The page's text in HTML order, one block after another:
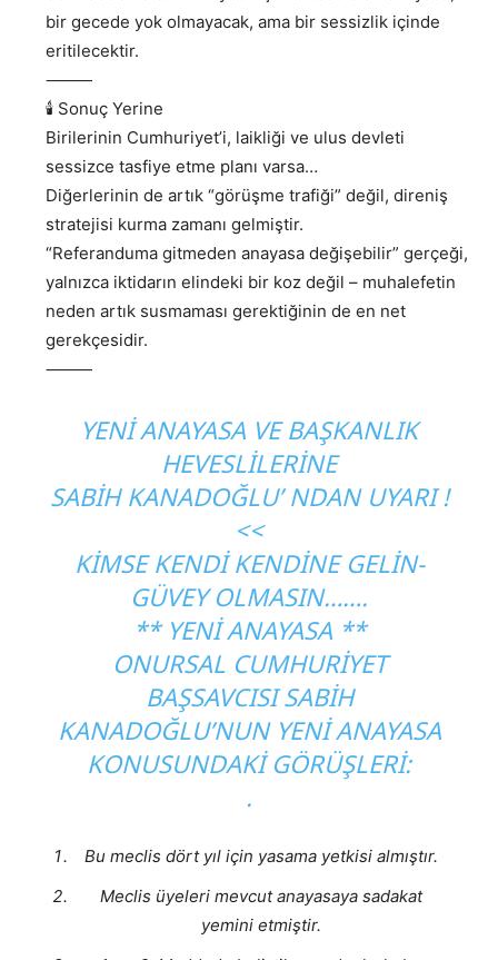
bir gecede yok olmayacak, ama bir sessizlik içinde
eritilecektir.
⸻
🕯️ Sonuç Yerine
Birilerinin Cumhuriyet’i, laikliği ve ulus devleti
sessizce tasfiye etme planı varsa…
Diğerlerinin de artık “görüşme trafiği” değil, direniş
stratejisi kurma zamanı gelmiştir.
“Referanduma gitmeden anayasa değişebilir” gerçeği,
yalnızca iktidarın elindeki bir koz değil – muhalefetin
neden artık susmaması gerektiğinin de en net
gerekçesidir.
⸻
YENİ ANAYASA VE BAŞKANLIK
HEVESLİLERİNE
SABİH KANADOĞLU’ NDAN UYARI !
<<
KIMSE KENDI KENDINE GELIN-
GÜVEY OLMASIN…….
** YENİ ANAYASA **
ONURSAL CUMHURIYET
BAŞSAVCISI SABIH
KANADOĞLU’NUN YENI ANAYASA
KONUSUNDAKI GÖRÜŞLERI:
.
Bu meclis dört yıl için yasama yetkisi almıştır.
Meclis üyeleri mevcut anayasaya sadakat
yemini etmiştir.